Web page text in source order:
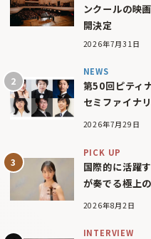
ンクールの映
開決定
2026年7月31日
NEWS
第50回ピティ
セミファイナ
2026年7月29日
PICK UP
国際的に活躍
が奏でる極上
2026年8月2日
INTERVIEW